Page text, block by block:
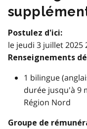
Postulez d'ici:
le jeudi 3 juillet 2025
Renseignements
1 bilingue
durée jusqu'à 9
Région Nord
Groupe de